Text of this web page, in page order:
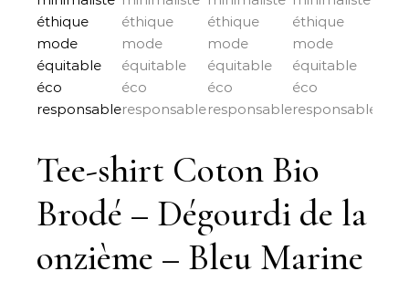
Tee-shirt Coton Bio
Brodé – Dégourdi de la
onzième – Bleu Marine